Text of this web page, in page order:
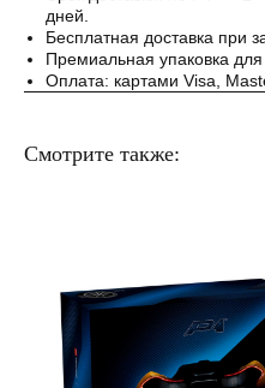
дней.
Бесплатная доставка при
Премиальная упаковка для
Оплата: картами Visa,
Смотрите также: